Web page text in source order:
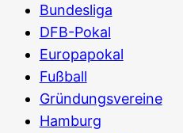
Bundesliga
DFB-Pokal
Europapokal
Fußball
Gründungsvereine
Hamburg